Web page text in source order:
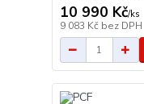
10 990 Kč/ks
9 083 Kč bez DPH